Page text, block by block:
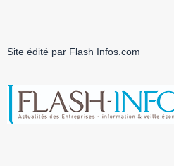
Site édité par Flash Infos.com